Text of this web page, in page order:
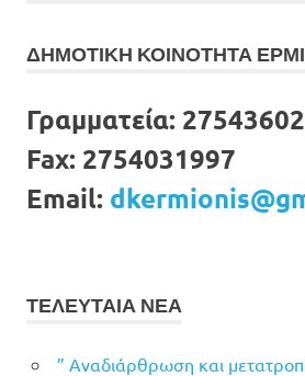
ΔΗΜΟΤΙΚΗ ΚΟΙΝΟΤΗΤΑ
Γραμματεία:
Fax: 2754031997
Email:
ΤΕΛΕΥΤΑΙΑ ΝΕΑ
” Αναδιάρθρωση και